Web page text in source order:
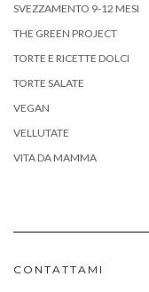
SVEZZAMENTO 9-12 MESI
THE GREEN PROJECT
TORTE E RICETTE DOLCI
TORTE SALATE
VEGAN
VELLUTATE
VITA DA MAMMA
CONTATTAMI